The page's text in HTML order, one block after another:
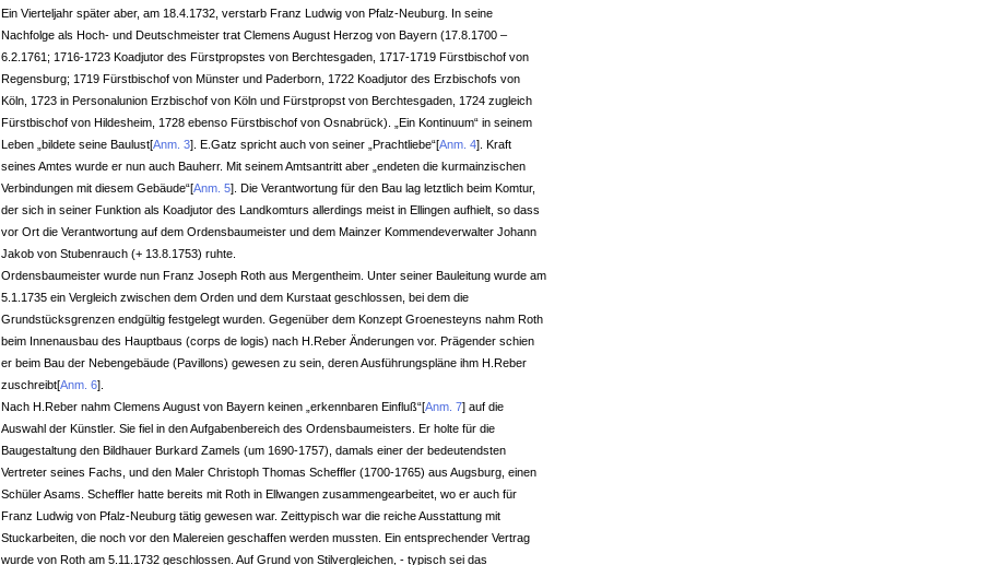
Ein Vierteljahr später aber, am 18.4.1732, verstarb Franz Ludwig von Pfalz-Neuburg. In seine
Nachfolge als Hoch- und Deutschmeister trat Clemens August Herzog von Bayern (17.8.1700 –
6.2.1761; 1716-1723 Koadjutor des Fürstpropstes von Berchtesgaden, 1717-1719 Fürstbischof von
Regensburg; 1719 Fürstbischof von Münster und Paderborn, 1722 Koadjutor des Erzbischofs von
Köln, 1723 in Personalunion Erzbischof von Köln und Fürstpropst von Berchtesgaden, 1724 zugleich
Fürstbischof von Hildesheim, 1728 ebenso Fürstbischof von Osnabrück). „Ein Kontinuum“ in seinem
Leben „bildete seine Baulust[Anm. 3] . E.Gatz spricht auch von seiner „Prachtliebe“[Anm. 4]
. Kraft
seines Amtes wurde er nun auch Bauherr. Mit seinem Amtsantritt aber „endeten die kurmainzischen
Verbindungen mit diesem Gebäude“[Anm. 5]
. Die Verantwortung für den Bau lag letztlich beim Komtur,
der sich in seiner Funktion als Koadjutor des Landkomturs allerdings meist in Ellingen aufhielt, so dass
vor Ort die Verantwortung auf dem Ordensbaumeister und dem Mainzer Kommendeverwalter Johann
Jakob von Stubenrauch (+ 13.8.1753) ruhte.
Ordensbaumeister wurde nun Franz Joseph Roth aus Mergentheim. Unter seiner Bauleitung wurde am
5.1.1735 ein Vergleich zwischen dem Orden und dem Kurstaat geschlossen, bei dem die
Grundstücksgrenzen endgültig festgelegt wurden. Gegenüber dem Konzept Groenesteyns nahm Roth
beim Innenausbau des Hauptbaus (corps de logis) nach H.Reber Änderungen vor. Prägender schien
er beim Bau der Nebengebäude (Pavillons) gewesen zu sein, deren Ausführungspläne ihm H.Reber
zuschreibt[Anm. 6]
Nach H.Reber nahm Clemens August von Bayern keinen „erkennbaren Einfluß“[Anm. 7] auf die
Auswahl der Künstler. Sie fiel in den Aufgabenbereich des Ordensbaumeisters. Er holte für die
Baugestaltung den Bildhauer Burkard Zamels (um 1690-1757), damals einer der bedeutendsten
Vertreter seines Fachs, und den Maler Christoph Thomas Scheffler (1700-1765) aus Augsburg, einen
Schüler Asams. Scheffler hatte bereits mit Roth in Ellwangen zusammengearbeitet, wo er auch für
Franz Ludwig von Pfalz-Neuburg tätig gewesen war. Zeittypisch war die reiche Ausstattung mit
Stuckarbeiten, die noch vor den Malereien geschaffen werden mussten. Ein entsprechender Vertrag
wurde von Roth am 5.11.1732 geschlossen. Auf Grund von Stilvergleichen, - typisch sei das